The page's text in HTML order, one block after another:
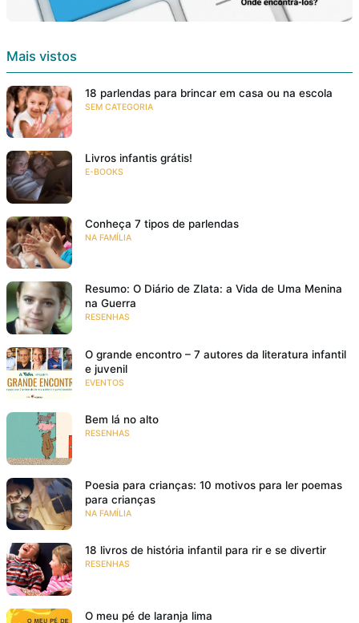
Mais vistos
18 parlendas para brincar em casa ou na escola
SEM CATEGORIA
Livros infantis grátis!
E-BOOKS
Conheça 7 tipos de parlendas
NA FAMÍLIA
Resumo: O Diário de Zlata: a Vida de Uma Menina
na Guerra
RESENHAS
O grande encontro – 7 autores da literatura infantil
e juvenil
EVENTOS
Bem lá no alto
RESENHAS
Poesia para crianças: 10 motivos para ler poemas
para crianças
NA FAMÍLIA
18 livros de história infantil para rir e se divertir
RESENHAS
O meu pé de laranja lima